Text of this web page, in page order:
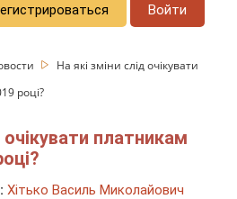
Войти
На які зміни слід очікувати
році?
очікувати платникам
Хітько Василь Миколайович